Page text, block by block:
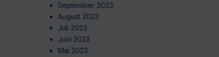
September 2023
August 2023
Juli 2023
Juni 2023
Mai 2023